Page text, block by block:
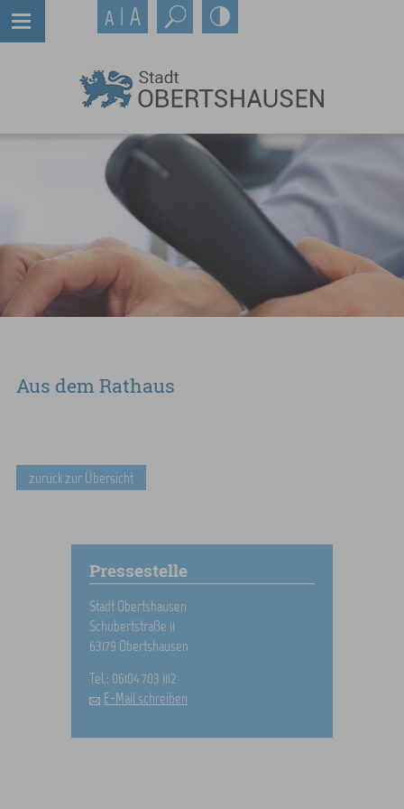
Aus dem Rathaus
zurück zur Übersicht
Pressestelle
Stadt Obertshausen
Schubertstraße 11
63179 Obertshausen
Tel.: 06104 703 1112
E-Mail schreiben